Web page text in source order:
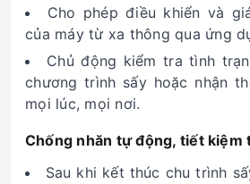
Cho phép điều khiển và
của máy từ xa thông qua ứng
Chủ động kiểm tra tình
chương trình sấy hoặc nhận
mọi lúc, mọi nơi.
Chống nhăn tự động, tiết kiệm
Sau khi kết thúc chu trình